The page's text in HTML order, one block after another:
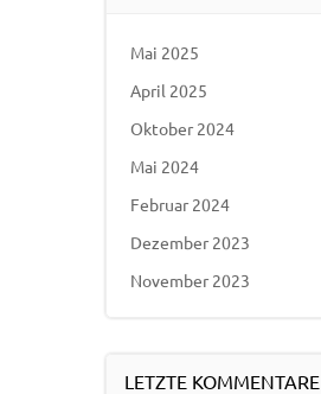
Mai 2025
April 2025
Oktober 2024
Mai 2024
Februar 2024
Dezember 2023
November 2023
LETZTE KOMMENTARE